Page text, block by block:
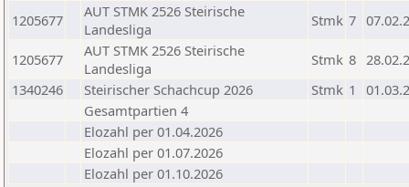
1205677
AUT STMK 2526 Steirische
Landesliga
Stmk 7
1205677
AUT STMK 2526 Steirische
Landesliga
Stmk 8
1340246
Steirischer Schachcup 2026 Stmk 1
Gesamtpartien 4
Elozahl per 01.04.2026
Elozahl per 01.07.2026
Elozahl per 01.10.2026